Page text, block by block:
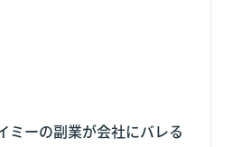
ミーの副業が会社にバレる